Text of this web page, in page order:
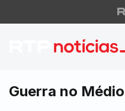
Trump
Guerra no